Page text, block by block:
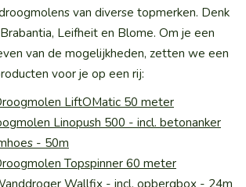
van diverse topmerken. Denk
Leifheit en Blome. Om je een
van de mogelijkheden, zetten we een
voor je op een rij:
LiftOMatic 50 meter
Linopush 500 - incl. betonanker
- 50m
Topspinner 60 meter
Wallfix - incl. opbergbox - 24m